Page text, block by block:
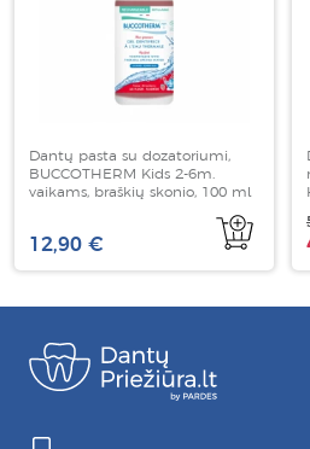
Dantų pasta su dozatoriumi,
BUCCOTHERM Kids 2-6m.
vaikams, braškių skonio, 100 ml
12,90 €